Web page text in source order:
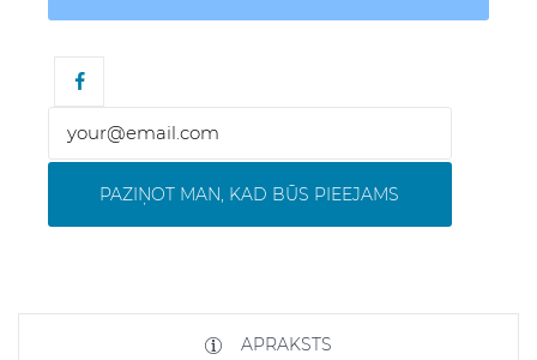
PAZIŅOT MAN, KAD BŪS PIEEJAMS
APRAKSTS